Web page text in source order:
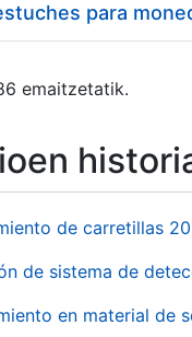
para
emaitzetatik.
de carretillas
de sistema de
en material de